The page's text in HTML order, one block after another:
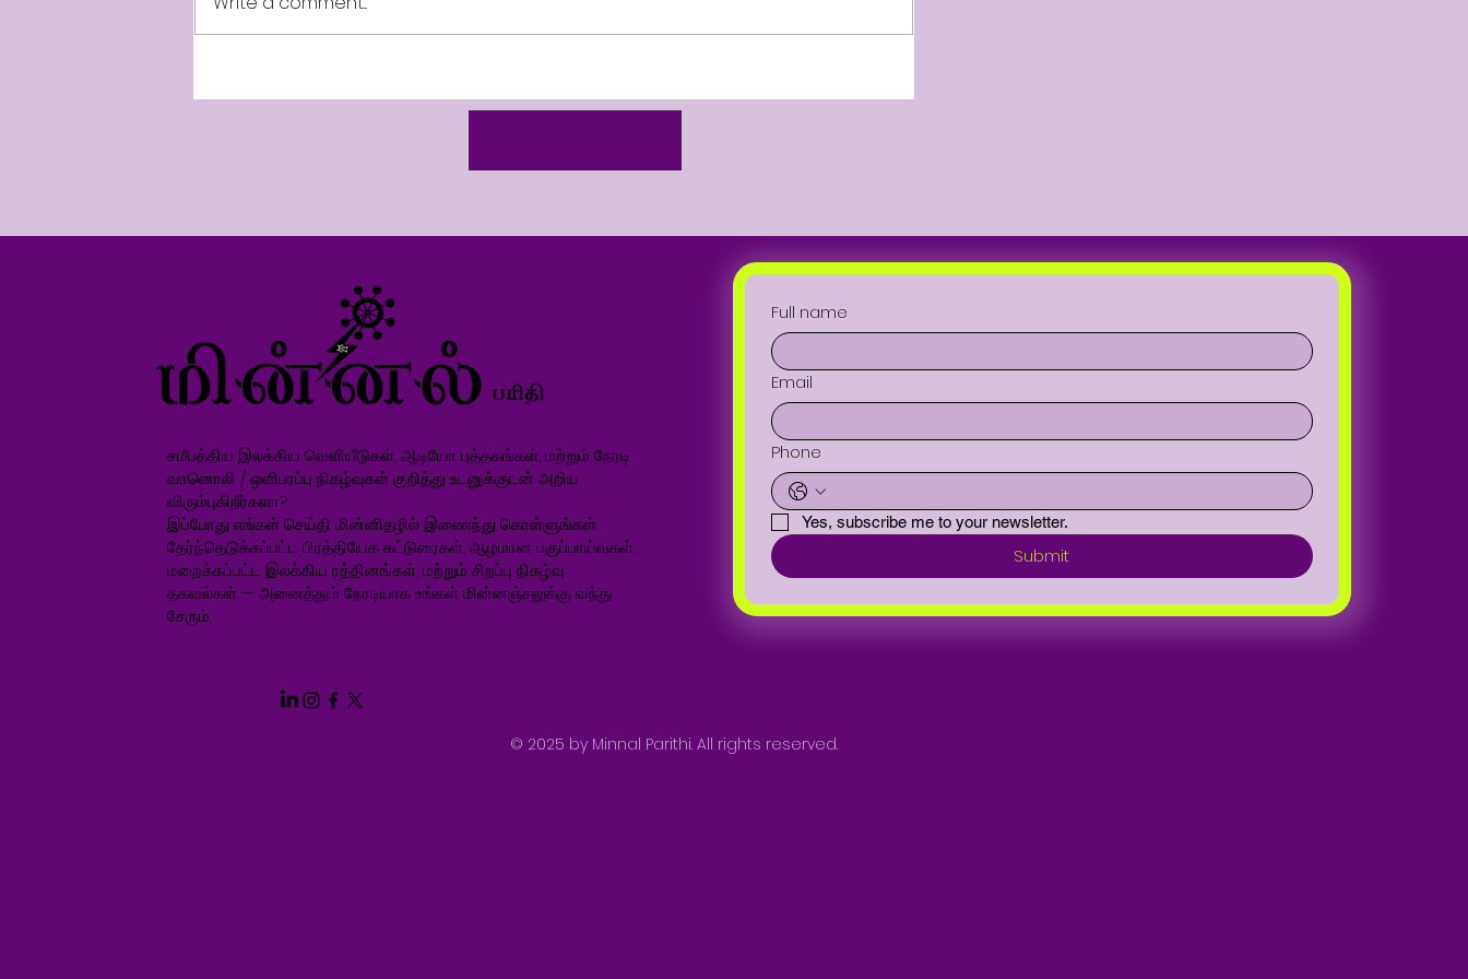
Motivational Speaker -UAE
சமீபத்திய இலக்கிய வெளியீடுகள், ஆடியோ புத்தகங்கள், மற்றும் நேரடி
வானொலி / ஒளிபரப்பு நிகழ்வுகள் குறித்து உடனுக்குடன் அறிய
விரும்புகிறீர்களா?
இப்போது எங்கள் செய்தி மின்னிதழில் இணைந்து கொள்ளுங்கள்.
தேர்ந்தெடுக்கப்பட்ட பிரத்தியேக கட்டுரைகள், ஆழமான பகுப்பாய்வுகள்,
மறைக்கப்பட்ட இலக்கிய ரத்தினங்கள், மற்றும் சிறப்பு நிகழ்வு
தகவல்கள் — அனைத்தும் நேரடியாக உங்கள் மின்னஞ்சலுக்கு வந்து
சேரும்.
Full name
Email
Phone
Yes, subscribe me to your newsletter.
Submit
© 2025 by Minnal Parithi. All rights reserved.